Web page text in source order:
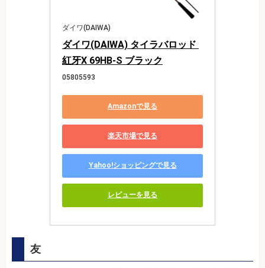
ダイワ(DAIWA)
ダイワ(DAIWA) タイラバロッド
紅牙X 69HB-S ブラック
05805593
Amazonで見る
楽天市場で見る
Yahoo!ショッピングで見る
レビューを見る
友